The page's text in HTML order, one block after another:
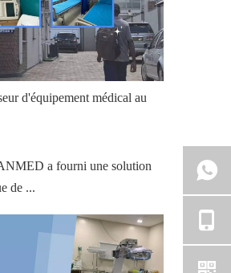
d'équipement médical au
a fourni une solution
de ...